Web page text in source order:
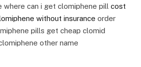
where can i get clomiphene pill cost
without insurance order
pills get cheap clomid
other name